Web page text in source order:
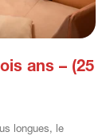
ans – (25
longues, le